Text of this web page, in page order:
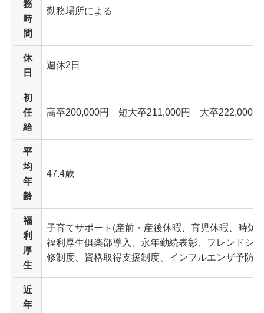
務
時
間
勤務場所による
休
日
週休2日
初
任
給
高卒200,000円 短大卒211,000円 大卒222,000円
平
均
年
齢
47.4歳
福
利
厚
生
子育てサポート(産前・産後休暇、育児休暇、時短
福利厚生俱楽部導入、永年勤続表彰、フレンドシ
修制度、資格取得支援制度、インフルエンザ予防
近
年